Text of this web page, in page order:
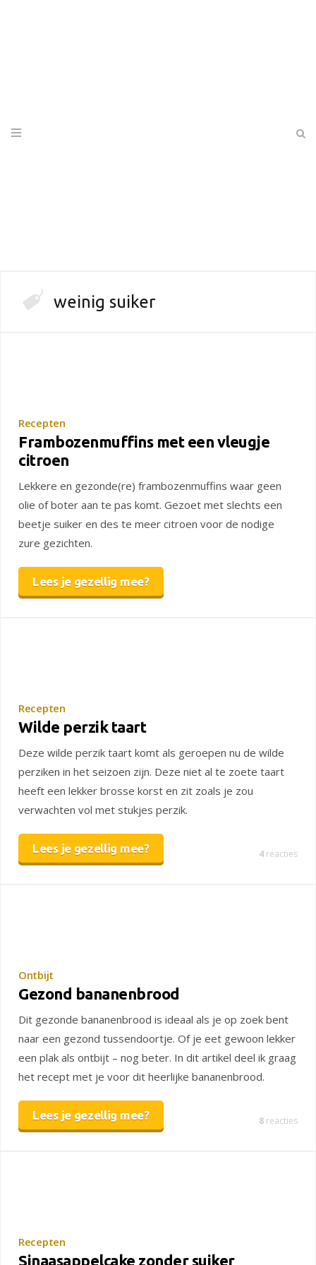
weinig suiker
Recepten
Frambozenmuffins met een vleugje
citroen
Lekkere en gezonde(re) frambozenmuffins waar geen
olie of boter aan te pas komt. Gezoet met slechts een
beetje suiker en des te meer citroen voor de nodige
zure gezichten.
Lees je gezellig mee?
Recepten
Wilde perzik taart
Deze wilde perzik taart komt als geroepen nu de wilde
perziken in het seizoen zijn. Deze niet al te zoete taart
heeft een lekker brosse korst en zit zoals je zou
verwachten vol met stukjes perzik.
Lees je gezellig mee? 4 reacties
Ontbijt
Gezond bananenbrood
Dit gezonde bananenbrood is ideaal als je op zoek bent
naar een gezond tussendoortje. Of je eet gewoon lekker
een plak als ontbijt – nog beter. In dit artikel deel ik graag
het recept met je voor dit heerlijke bananenbrood.
Lees je gezellig mee? 8 reacties
Recepten
Sinaasappelcake zonder suiker